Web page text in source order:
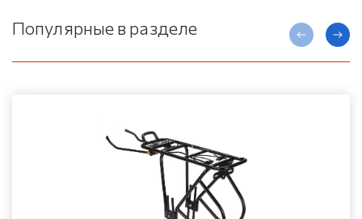
Популярные в разделе